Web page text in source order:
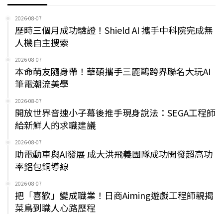
2026-08-07
歷時三個月成功驗證！Shield AI 攜手中科院完成無
人機自主搜索
2026-08-07
本命萌友隨身帶！華碩攜手三麗鷗跨界聯名大玩AI
筆電潮流美學
2026-08-07
開放世界音速小子幕後推手現身說法：SEGA工程師
給新鮮人的求職建議
2026-08-07
助電動車與AI發展 成大洪飛義團隊成功開發超高功
率鋁包銅導線
2026-08-07
把「喜歡」變成職業！日商Aiming遊戲工程師親揭
菜鳥到職人心路歷程